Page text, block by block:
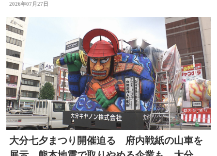
意 文書訓告に 大分
2026年07月27日
大分七夕まつり開催迫る 府内戦紙の山車を